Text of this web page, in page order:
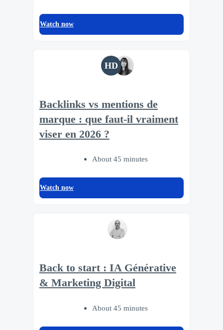
Watch now
HD
Backlinks vs mentions de
marque : que faut-il vraiment
viser en 2026 ?
About 45 minutes
Watch now
Back to start : IA Générative
& Marketing Digital
About 45 minutes